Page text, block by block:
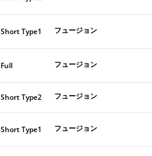
Short Type1 フュージョン
Full フュージョン
Short Type2 フュージョン
Short Type1 フュージョン